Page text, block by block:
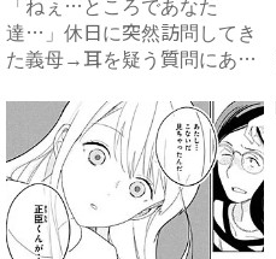
達…」休日に突然訪問してき
た義母→耳を疑う質問にあ